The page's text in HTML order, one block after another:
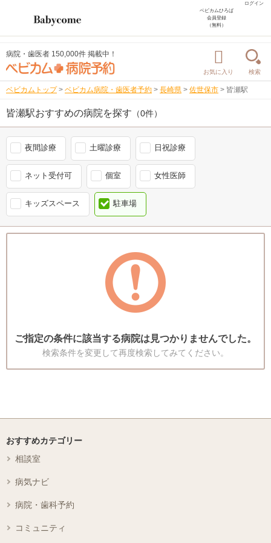
ログイン
ベビカムひろば
会員登録
（無料）
病院・歯医者 150,000件 掲載中！
お気に入り 検索
ベビカムトップ > ベビカム病院・歯医者予約 > 長崎県 > 佐世保市 > 皆瀬駅
皆瀬駅おすすめの病院を探す （0件）
夜間診療 土曜診療 日祝診療
ネット受付可 個室 女性医師
キッズスペース 駐車場
ご指定の条件に該当する病院は見つかりませんでした。
検索条件を変更して再度検索してみてください。
おすすめカテゴリー
相談室
病気ナビ
病院・歯科予約
コミュニティ